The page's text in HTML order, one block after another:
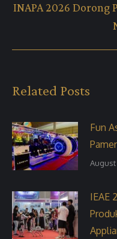
INAPA 2026
Related Posts
Fun
August
IEAE